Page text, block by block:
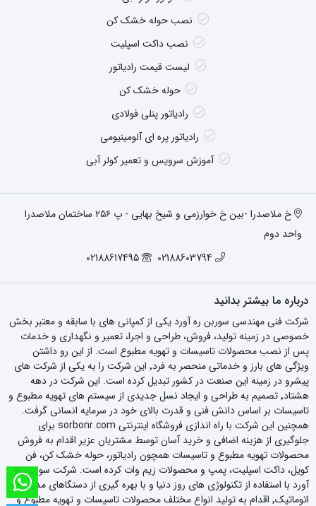
نصب حوله خشک کن
نصب داکت اسپلیت
لیست قیمت رادیاتور
حوله خشک کن
رادیاتور پنلی فولادی
رادیاتور پره ای آلومینیومی
آموزش سرویس و تعمیر کولر آبی
خ ملاصدرا -بین خ خوارزمی و شیخ بهایی - پ ۲۵۶ ساختمان ملاصدرا
واحد دوم
02188603794
02188617495
درباره ما بیشتر بدانید
شرکت فنی مهندسی سوربن ره آورد یکی از کمپانی های با سابقه و معتبر بخش
خصوصی در زمینه تولید، فروش، طراحی و اجرا، تعمیر و نگهداری و خدمات
پس از نصب محصولات تاسیسات و تهویه مطبوع است. از این رو داشتن
ویژگی های بارز و خدماتی منحصر به فرد٬ این شرکت را به یکی از شرکت های
پیشرو در زمینه این صنعت در کشور تبدیل کرده است. این شرکت در دهه
هشتاد٬ تصمیم به طراحی و ایجاد نسل جدیدی از سیستم های تهویه مطبوع و
تاسیسات بر اساس دانش فنی و قدرت بالای خود در سرمایه انسانی گرفت.
همچنین این شرکت با راه اندازی فروشگاه اینترنتی sorbonr.com برای
جلوگیری از هزینه اضافی و خرید آسان توسط مشتریان عزیر اقدام به فروش
محصولات تهویه مطبوع و تاسیسات همچون رادیاتور، حوله خشک کن، فن
کویل، داکت اسپلیت، پمپ و محصولات زیم وات کرده است. شرکت سوربن ره
آورد با استفاده از تکنولوژی های روز دنیا و با بهره گیری از دستگاهای مدرن و
اتوماتیک٬ اقدام به تولید انواع مختلف محصولات تاسیسات و تهویه مطبوع و